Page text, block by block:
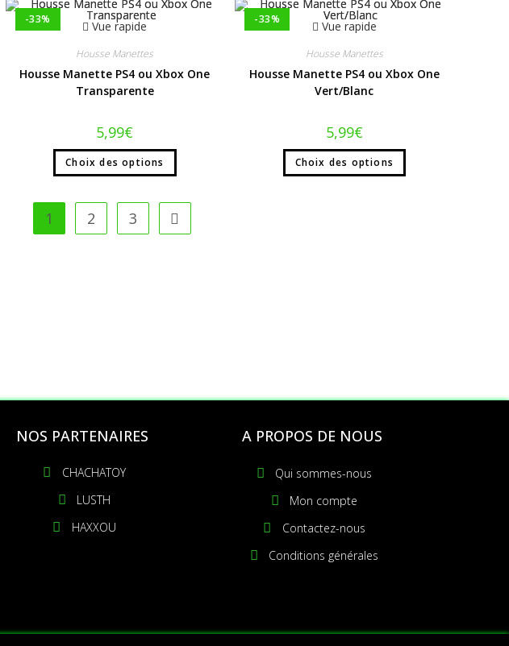
-33% Vue rapide
Housse Manettes
Housse Manette PS4 ou Xbox One
Transparente
5,99€
Choix des options
-33% Vue rapide
Housse Manettes
Housse Manette PS4 ou Xbox One
Vert/Blanc
5,99€
Choix des options
1 2 3
NOS PARTENAIRES
CHACHATOY
LUSTH
HAXXOU
A PROPOS DE NOUS
Qui sommes-nous
Mon compte
Contactez-nous
Conditions générales